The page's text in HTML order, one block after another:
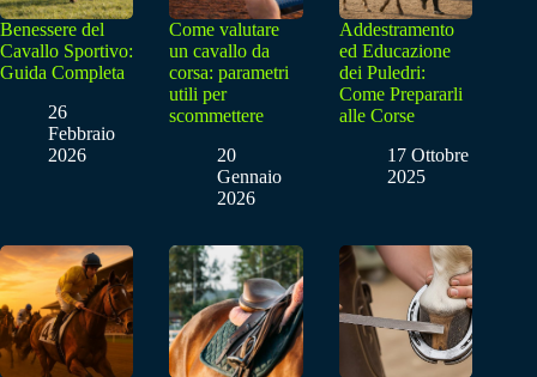
Benessere del
Cavallo Sportivo:
Guida Completa
26
Febbraio
2026
Come valutare
un cavallo da
corsa: parametri
utili per
scommettere
20
Gennaio
2026
Addestramento
ed Educazione
dei Puledri:
Come Prepararli
alle Corse
17 Ottobre
2025